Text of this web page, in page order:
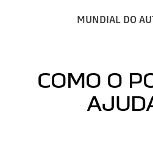
MUNDIAL DO
COMO O